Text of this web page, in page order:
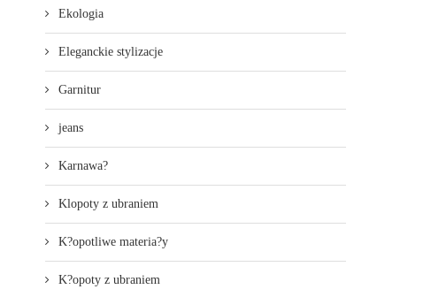
Ekologia
Eleganckie stylizacje
Garnitur
jeans
Karnawa?
Klopoty z ubraniem
K?opotliwe materia?y
K?opoty z ubraniem